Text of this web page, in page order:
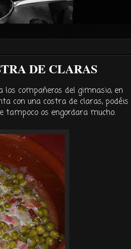
DE CLARAS
compañeros del gimnasio, en
con una costra de claras, podéis
tampoco os engordara mucho.